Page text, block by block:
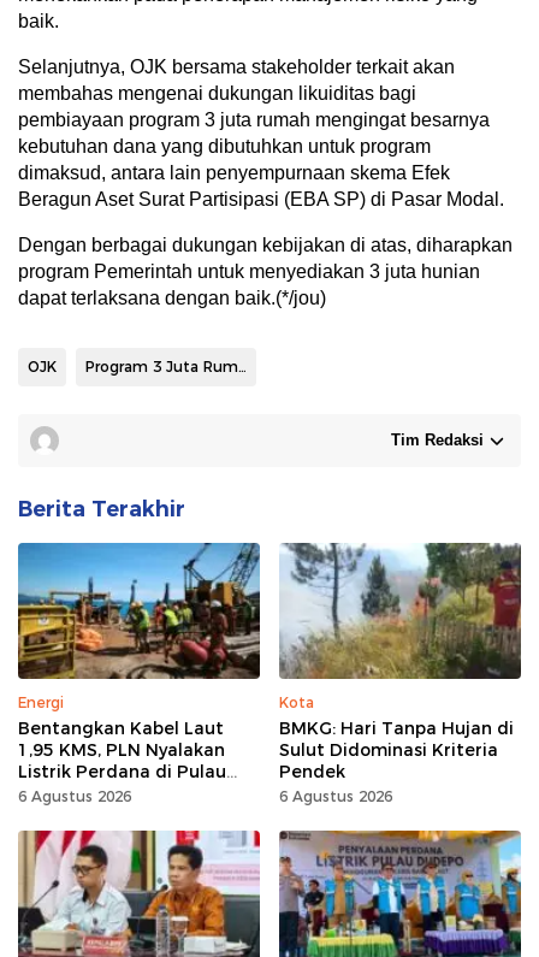
baik.
Selanjutnya, OJK bersama stakeholder terkait akan
membahas mengenai dukungan likuiditas bagi
pembiayaan program 3 juta rumah mengingat besarnya
kebutuhan dana yang dibutuhkan untuk program
dimaksud, antara lain penyempurnaan skema Efek
Beragun Aset Surat Partisipasi (EBA SP) di Pasar Modal.
Dengan berbagai dukungan kebijakan di atas, diharapkan
program Pemerintah untuk menyediakan 3 juta hunian
dapat terlaksana dengan baik.(*/jou)
OJK Program 3 Juta Rumah
Tim Redaksi
Berita Terakhir
Energi
Bentangkan Kabel Laut
1,95 KMS, PLN Nyalakan
Listrik Perdana di Pulau
Dudepo, Desa Berlistrik di
6 Agustus 2026
Kota
BMKG: Hari Tanpa Hujan di
Sulut Didominasi Kriteria
Pendek
6 Agustus 2026